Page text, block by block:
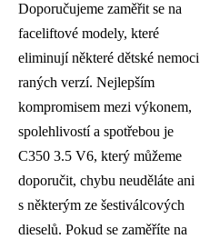
Doporučujeme zaměřit se na
faceliftové modely, které
eliminují některé dětské nemoci
raných verzí. Nejlepším
kompromisem mezi výkonem,
spolehlivostí a spotřebou je
C350 3.5 V6, který můžeme
doporučit, chybu neuděláte ani
s některým ze šestiválcových
dieselů. Pokud se zaměříte na